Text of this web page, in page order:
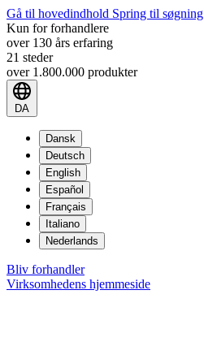
Gå til hovedindhold Spring til søgning
Kun for forhandlere
over 130 års erfaring
21 steder
over 1.800.000 produkter
DA
Dansk
Deutsch
English
Español
Français
Italiano
Nederlands
Bliv forhandler
Virksomhedens hjemmeside